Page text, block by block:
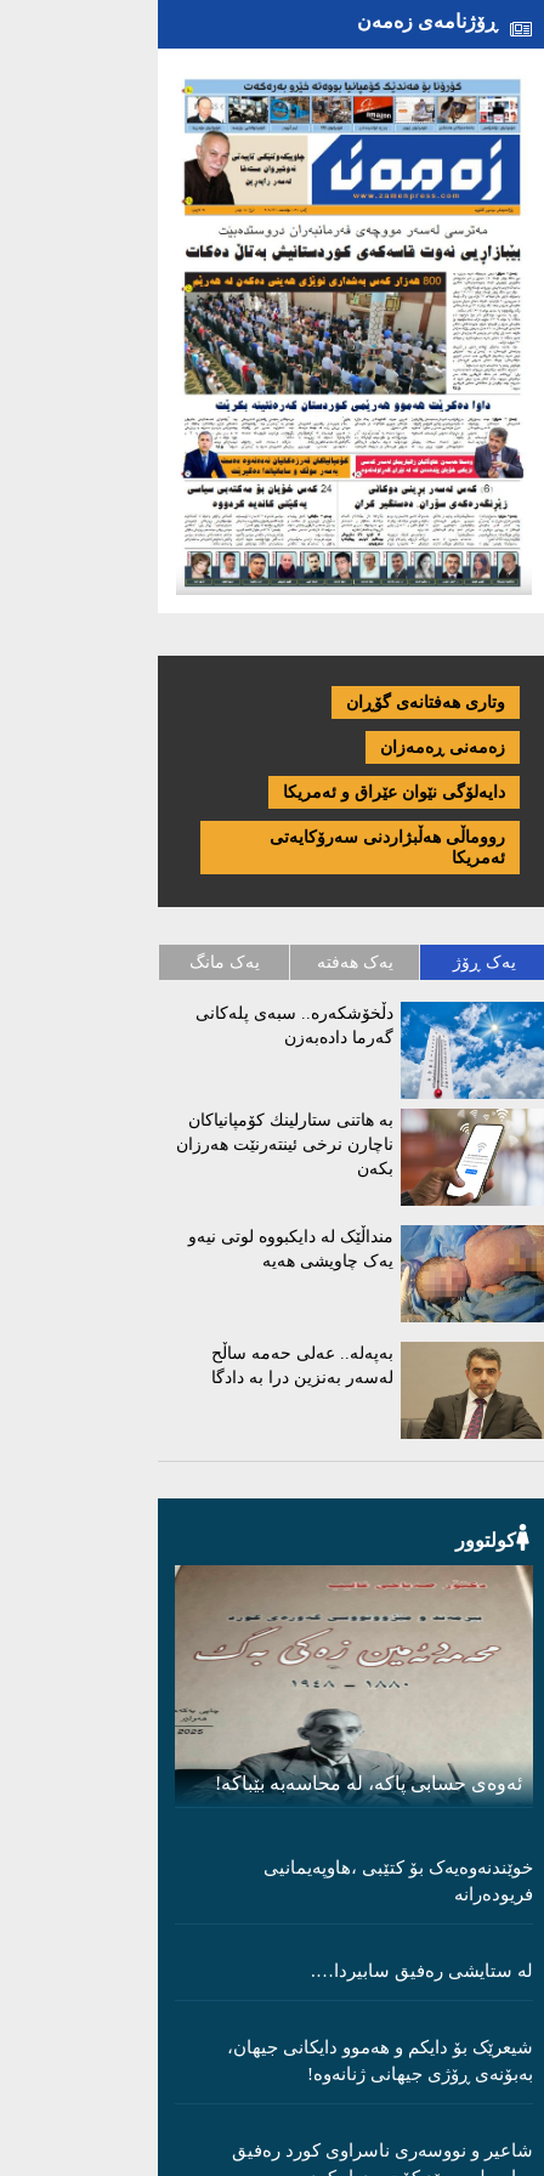
ڕۆژنامەی زەمەن
وتاری هەفتانەی گۆڕان
زەمەنی ڕەمەزان
دایەلۆگی نێوان عێراق و ئەمریكا
رووماڵی هەڵبژاردنی سەرۆکایەتی
ئەمریکا
یەک ڕۆژ یەک هەفتە یەک مانگ
دڵخۆشکەرە.. سبەی پلەکانی
گەرما دادەبەزن
بە هاتنی ستارلینك كۆمپانیاكان
ناچارن نرخی ئینتەرنێت هەرزان
بكەن
منداڵێک لە دایکبووە لوتی نیەو
یەک چاویشی هەیە
بەپەلە.. عەلی حەمە ساڵح
لەسەر بەنزین درا بە دادگا
کولتوور
ئەوەی حسابی پاکە، لە محاسەبە بێباکە!
خوێندنەوەیەک بۆ کتێبی ،هاوپەیمانیی
فریودەرانە
لە ستایشی رەفیق سابیردا….
شیعرێک بۆ دایکم و ھەموو دایکانی جیھان،
بەبۆنەی ڕۆژی جیھانی ژنانەوە!
شاعیر و نووسەری ناسراوی کورد رەفیق